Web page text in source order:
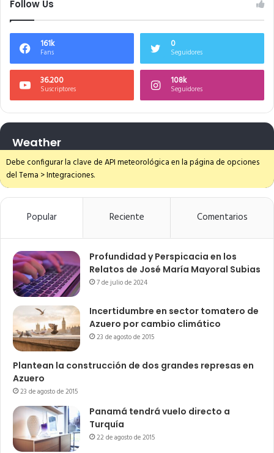
Follow Us
161k
Fans
0
Seguidores
36.200
Suscriptores
108k
Seguidores
Weather
Debe configurar la clave de API meteorológica en la página de opciones
del Tema > Integraciones.
Popular Reciente Comentarios
Profundidad y Perspicacia en los
Relatos de José María Mayoral Subias
7 de julio de 2024
Incertidumbre en sector tomatero de
Azuero por cambio climático
23 de agosto de 2015
Plantean la construcción de dos grandes represas en
Azuero
23 de agosto de 2015
Panamá tendrá vuelo directo a
Turquía
22 de agosto de 2015